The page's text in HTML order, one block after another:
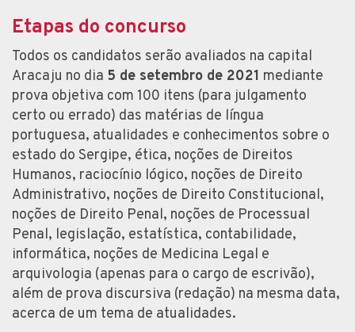
Etapas do concurso
Todos os candidatos serão avaliados na capital
Aracaju no dia 5 de setembro de 2021 mediante
prova objetiva com 100 itens (para julgamento
certo ou errado) das matérias de língua
portuguesa, atualidades e conhecimentos sobre o
estado do Sergipe, ética, noções de Direitos
Humanos, raciocínio lógico, noções de Direito
Administrativo, noções de Direito Constitucional,
noções de Direito Penal, noções de Processual
Penal, legislação, estatística, contabilidade,
informática, noções de Medicina Legal e
arquivologia (apenas para o cargo de escrivão),
além de prova discursiva (redação) na mesma data,
acerca de um tema de atualidades.